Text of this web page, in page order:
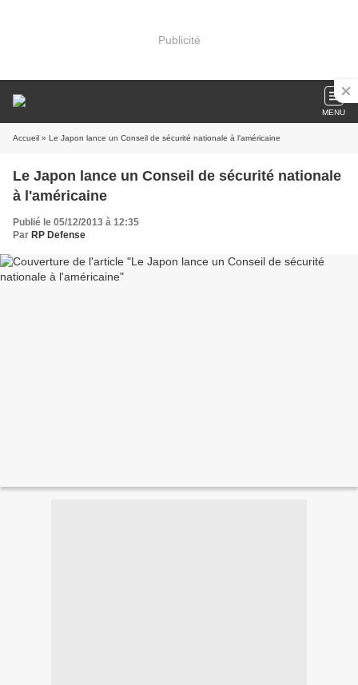
Publicité
MENU
Accueil » Le Japon lance un Conseil de sécurité nationale à l'américaine
Le Japon lance un Conseil de sécurité nationale
à l'américaine
Publié le 05/12/2013 à 12:35
Par RP Defense